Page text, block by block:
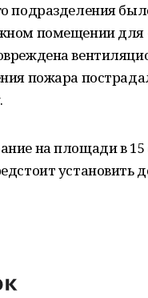
подразделения
помещении
пожара
на площади в
установить